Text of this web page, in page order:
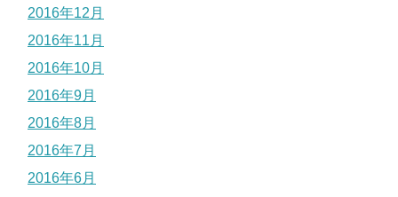
2016年12月
2016年11月
2016年10月
2016年9月
2016年8月
2016年7月
2016年6月